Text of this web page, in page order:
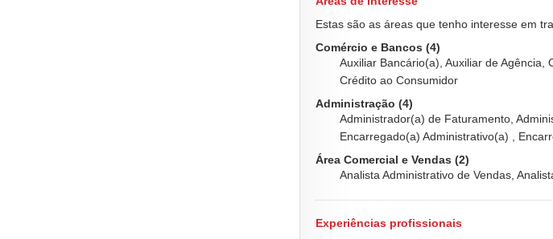
Estas são as áreas que tenho interesse em
Comércio e Bancos (4)
Auxiliar Bancário(a), Auxiliar de
Crédito ao Consumidor
Administração (4)
Administrador(a) de Faturamento,
Encarregado(a) Administrativo(a) ,
Área Comercial e Vendas (2)
Analista Administrativo de Vendas,
Experiências profissionais